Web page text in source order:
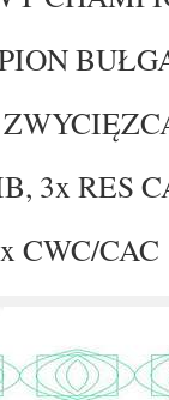
3x RES
CWC/CAC